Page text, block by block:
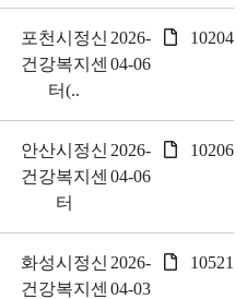
포천시정신
건강복지센
터(..
2026-
04-06
10204
안산시정신
건강복지센
터
2026-
04-06
10206
화성시정신
건강복지센
2026-
04-03
10521